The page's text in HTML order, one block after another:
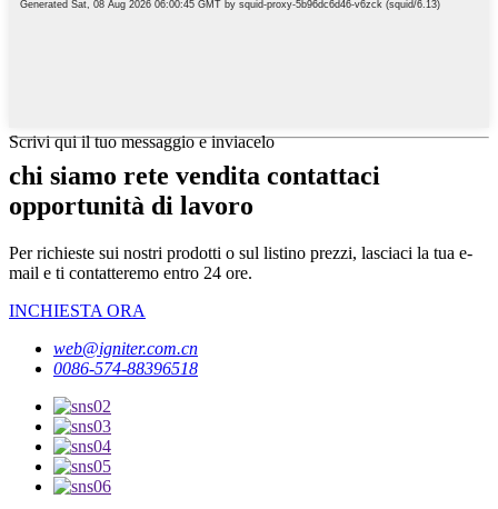
Scrivi qui il tuo messaggio e inviacelo
chi siamo rete vendita contattaci
opportunità di lavoro
Per richieste sui nostri prodotti o sul listino prezzi, lasciaci la tua e-
mail e ti contatteremo entro 24 ore.
INCHIESTA ORA
web@igniter.com.cn
0086-574-88396518